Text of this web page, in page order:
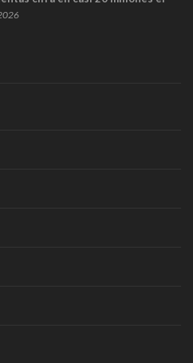
trenes que no cabían por los